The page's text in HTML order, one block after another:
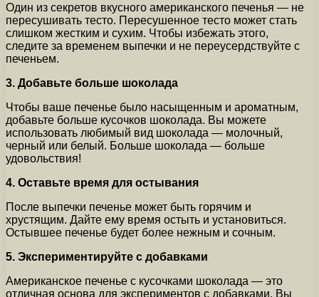
Один из секретов вкусного американского печенья — не
пересушивать тесто. Пересушенное тесто может стать
слишком жестким и сухим. Чтобы избежать этого,
следите за временем выпечки и не переусердствуйте с
печеньем.
3. Добавьте больше шоколада
Чтобы ваше печенье было насыщенным и ароматным,
добавьте больше кусочков шоколада. Вы можете
использовать любимый вид шоколада — молочный,
черный или белый. Больше шоколада — больше
удовольствия!
4. Оставьте время для остывания
После выпечки печенье может быть горячим и
хрустящим. Дайте ему время остыть и установиться.
Остывшее печенье будет более нежным и сочным.
5. Экспериментируйте с добавками
Американское печенье с кусочками шоколада — это
отличная основа для экспериментов с добавками. Вы